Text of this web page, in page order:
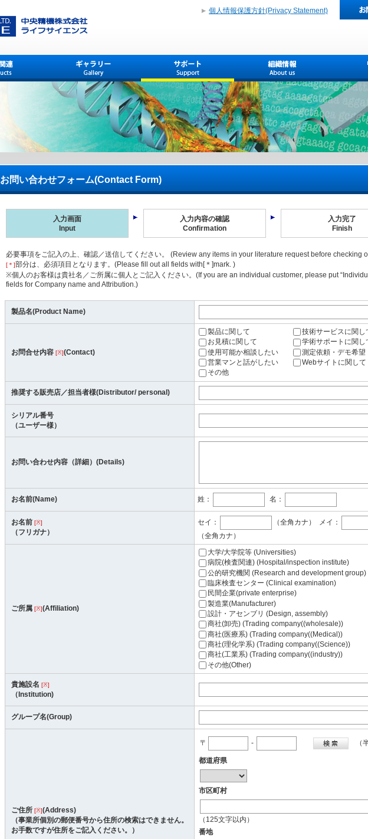
個人情報保護方針(Privacy Statement)
お問い合わせフォーム(Contact Form)
入力画面
Input
入力内容の確認
Confirmation
入力完了
Finish
必要事項をご記入の上、確認／送信してください。 (Review any items in your literature request before checking
[＊]部分は、必須項目となります。(Please fill out all fields with[＊]mark. )
※個人のお客様は貴社名／ご所属に個人とご記入ください。(If you are an individual customer, please put
fields for Company name and Attribution.)
製品名(Product Name)
お問合せ内容 [※](Contact)
製品に関して
技術サービスに関し
お見積に関して
学術サポートに関し
使用可能か相談したい
測定依頼・デモ希望
営業マンと話がしたい
Webサイトに関して
その他
推奨する販売店／担当者様(Distributor/ personal)
シリアル番号
（ユーザー様）
お問い合わせ内容（詳細）(Details)
お名前(Name) 姓： 名：
お名前 [※]
（フリガナ）
セイ： （全角カナ）
メイ：
（全角カナ）
ご所属 [※](Affiliation)
大学/大学院等 (Universities)
病院(検査関連) (Hospital/inspection institute)
公的研究機関 (Research and development group)
臨床検査センター (Clinical examination)
民間企業(private enterprise)
製造業(Manufacturer)
設計・アセンブリ (Design, assembly)
商社(卸売) (Trading company((wholesale))
商社(医療系) (Trading company((Medical))
商社(理化学系) (Trading company((Science))
商社(工業系) (Trading company((industry))
その他(Other)
貴施設名 [※]
（Institution)
グループ名(Group)
ご住所 [※](Address)
（事業所個別の郵便番号から住所の検索はできません。
お手数ですが住所をご記入ください。）
〒 - （
都道府県
市区町村
（125文字以内）
番地